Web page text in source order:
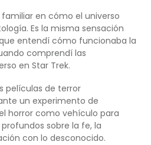
en cómo el universo
Es la misma sensación
entendí cómo funcionaba la
comprendí las
en Star Trek.
películas de terror
un experimento de
horror como vehículo para
sobre la fe, la
con lo desconocido.